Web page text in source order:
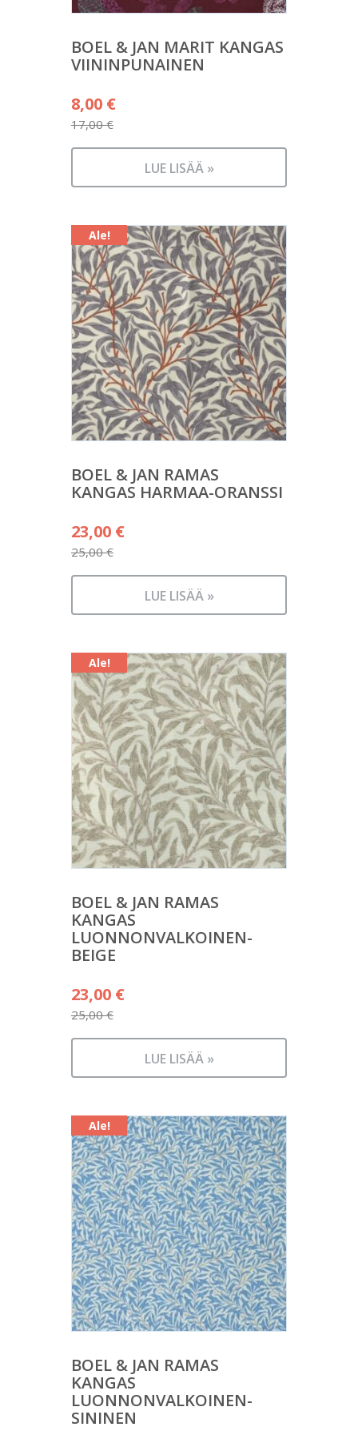
BOEL & JAN MARIT KANGAS
VIININPUNAINEN
17,00€
Alkuperäinen
hinta
oli:
8,00 €
Nykyinen
on:
LUE LISÄÄ »
Ale!
BOEL & JAN RAMAS
KANGAS HARMAA-ORANSSI
25,00€
Alkuperäinen
hinta
oli:
23,00 €
Nykyinen
on:
LUE LISÄÄ »
Ale!
BOEL & JAN RAMAS
KANGAS
LUONNONVALKOINEN-
BEIGE
25,00€
Alkuperäinen
hinta
oli:
23,00 €
Nykyinen
on:
LUE LISÄÄ »
Ale!
BOEL & JAN RAMAS
KANGAS
LUONNONVALKOINEN-
SININEN